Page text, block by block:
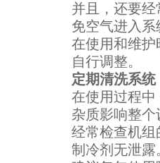
并且，还要
免空气进入系
在使用和维
自行调整。
定期清洗系统
在使用过程
杂质影响整个
经常检查机组
制冷剂无泄露